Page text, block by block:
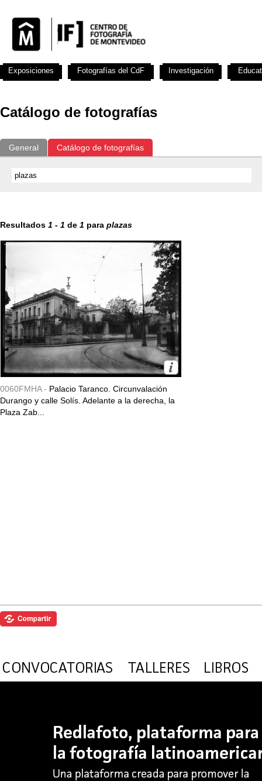
Catálogo de fotografías
General Catálogo de fotografías
Resultados 1 - 1 de 1 para plazas
0060FMHA - Palacio Taranco. Circunvalación
Durango y calle Solís. Adelante a la derecha, la
Plaza Zab...
Exposiciones Fotografías del CdF Investigación